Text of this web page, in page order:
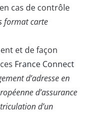
cas de contrôle
format carte
et de façon
France Connect
d’adresse en
d’assurance
d’un